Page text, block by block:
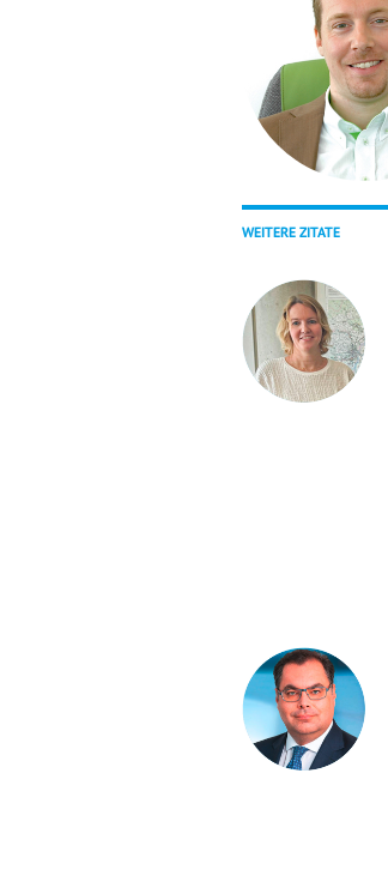
WEITERE ZITATE